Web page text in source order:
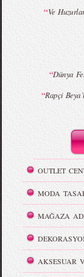
“Ve
“Dünya
“Rapçi
OUTLET
MODA
MAĞAZA
AKSESUAR